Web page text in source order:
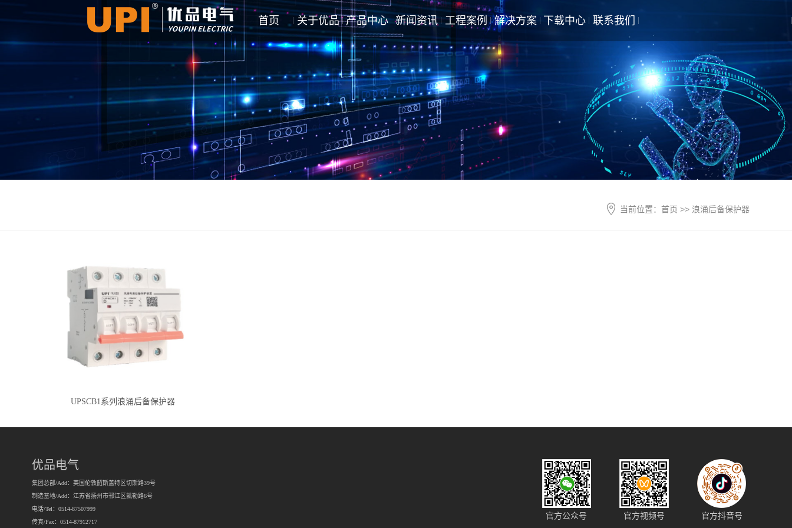
首页 关于优品 产品中心 新闻资讯
公司动态
行业资讯
技术知识
工程案例
商业\住宅\办公类
医院\学校\铁路\机场\公建类
企业\工业类
解决方案 下载中心
产品样册
联系我们
当前位置： 首页 >> 浪涌后备保护器
UPSCB1系列浪涌后备保护器
优品电气
集团总部/Add：英国伦敦韶斯盖特区切斯路39号
制造基地/Add：江苏省扬州市邗江区凯勒路6号
电话/Tel：0514-87507999
传真/Fax：0514-87912717
官方公众号 官方视频号 官方抖音号